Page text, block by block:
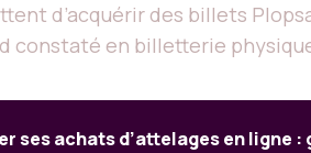
d’acquérir des billets
constaté en billetterie
ses achats d’attelages en ligne